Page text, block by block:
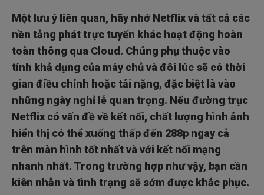
Một lưu ý liên quan, hãy nhớ Netflix và tất cả các
nền tảng phát trực tuyến khác hoạt động hoàn
toàn thông qua Cloud. Chúng phụ thuộc vào
tính khả dụng của máy chủ và đôi lúc sẽ có thời
gian điều chỉnh hoặc tải nặng, đặc biệt là vào
những ngày nghỉ lễ quan trọng. Nếu đường trục
Netflix có vấn đề về kết nối, chất lượng hình ảnh
hiển thị có thể xuống thấp đến 288p ngay cả
trên màn hình tốt nhất và với kết nối mạng
nhanh nhất. Trong trường hợp như vậy, bạn cần
kiên nhẫn và tình trạng sẽ sớm được khắc phục.